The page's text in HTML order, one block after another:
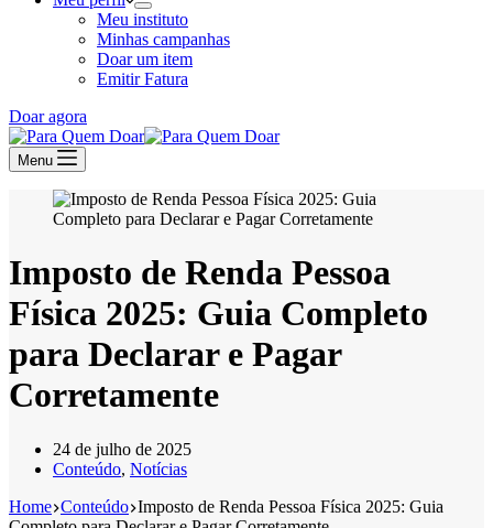
Meu instituto
Minhas campanhas
Doar um item
Emitir Fatura
Doar agora
Menu
Imposto de Renda Pessoa
Física 2025: Guia Completo
para Declarar e Pagar
Corretamente
24 de julho de 2025
Conteúdo, Notícias
Home Conteúdo Imposto de Renda Pessoa Física 2025: Guia